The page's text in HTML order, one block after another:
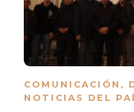
COMUNICACIÓN ,
NOTICIAS DEL